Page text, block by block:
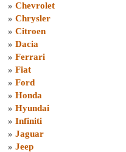
» Chevrolet
» Chrysler
» Citroen
» Dacia
» Ferrari
» Fiat
» Ford
» Honda
» Hyundai
» Infiniti
» Jaguar
» Jeep